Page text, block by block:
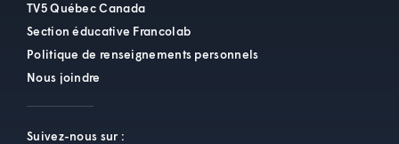
TV5 Québec Canada
Section éducative Francolab
Politique de renseignements personnels
Nous joindre
Suivez-nous sur :